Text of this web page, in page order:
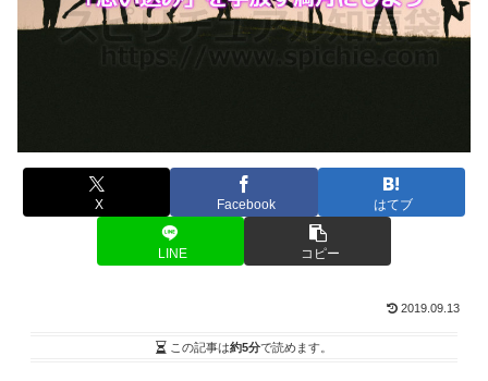
X Facebook はてブ
LINE コピー
2019.09.13
この記事は約5分で読めます。